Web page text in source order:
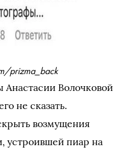
prizma_back
Анастасии Волочковой
не сказать.
возмущения
устроившей пиар на